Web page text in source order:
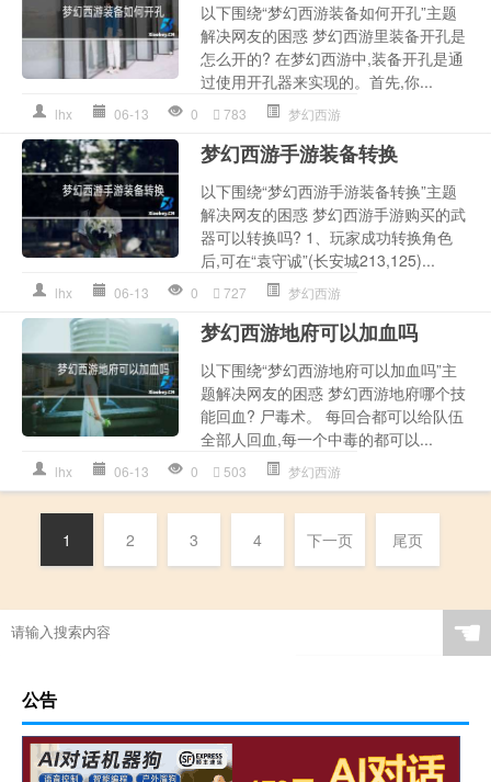
以下围绕“梦幻西游装备如何开孔”主题
解决网友的困惑 梦幻西游里装备开孔是
怎么开的? 在梦幻西游中,装备开孔是通
过使用开孔器来实现的。首先,你...
lhx 06-13 0 783 梦幻西游
梦幻西游手游装备转换
以下围绕“梦幻西游手游装备转换”主题
解决网友的困惑 梦幻西游手游购买的武
器可以转换吗? 1、玩家成功转换角色
后,可在“袁守诚”(长安城213,125)...
lhx 06-13 0 727 梦幻西游
梦幻西游地府可以加血吗
以下围绕“梦幻西游地府可以加血吗”主
题解决网友的困惑 梦幻西游地府哪个技
能回血? 尸毒术。 每回合都可以给队伍
全部人回血,每一个中毒的都可以...
lhx 06-13 0 503 梦幻西游
1 2 3 4 下一页 尾页
☚
公告